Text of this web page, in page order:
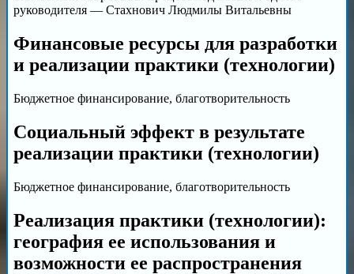
руководителя — Стахнович Людмилы Витальевны
Финансовые ресурсы для разработки
и реализации практики (технологии)
Бюджетное финансирование, благотворительность
Социальный эффект в результате
реализации практики (технологии)
Бюджетное финансирование, благотворительность
Реализация практики (технологии):
география ее использования и
возможности ее распространения